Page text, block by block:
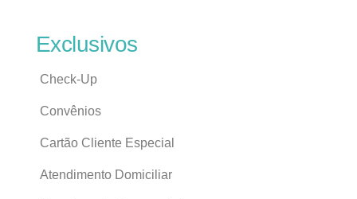
Exclusivos
Check-Up
Convênios
Cartão Cliente Especial
Atendimento Domiciliar